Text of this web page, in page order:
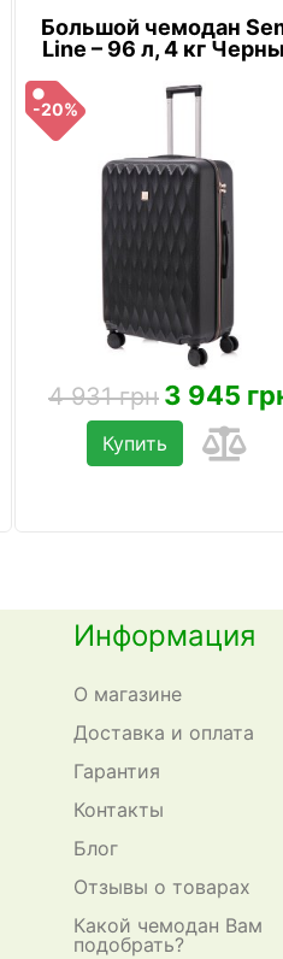
Большой чемодан
Line – 96 л, 4 кг
-20%
4 931 грн 3 945
Купить
Информация
О магазине
Доставка и оплата
Гарантия
Контакты
Блог
Отзывы о товарах
Какой чемодан Вам
подобрать?